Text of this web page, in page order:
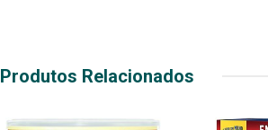
Produtos Relacionados